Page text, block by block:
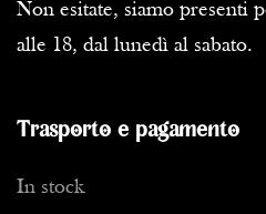
Non esitate, siamo presenti
alle 18, dal lunedì al sabato.
Trasporto e pagamento
In stock